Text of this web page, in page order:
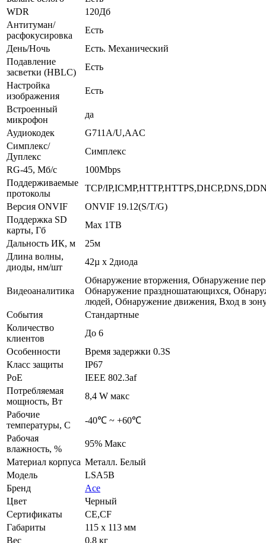
WDR
120Дб
Антитуман/
расфокусировка
Есть
День/Ночь
Есть. Механический
Подавление
засветки (HBLC)
Есть
Настройка
изображения
Есть
Встроенный
микрофон
да
Аудиокодек
G711A/U,AAC
Симплекс/
Дуплекс
Симплекс
RG-45, Мб/с
100Mbps
Поддерживаемые
протоколы
TCP/
Версия ONVIF
ONVIF 19.12(S/T/G)
Поддержка SD
карты, Гб
Max 1TB
Дальность ИК, м
25м
Длина волны,
диоды, нм/шт
42µ x 2диода
Видеоаналитика
Обнаружение вторжения, Обнаружение
Обнаружение праздношатающихся,
людей, Обнаружение движения, Вход в
События
Стандартные
Количество
клиентов
До 6
Особенности
Время задержки 0.3S
Класс защиты
IP67
PoE
IEEE 802.3af
Потребляемая
мощность, Вт
8,4 W макс
Рабочие
температуры, С
-40℃ ~ +60℃
Рабочая
влажность, %
95% Maкс
Материал корпуса Металл. Белый
Модель
LSA5B
Бренд
Ace
Цвет
Черный
Сертификаты
СE,CF
Габариты
115 x 113 мм
Вес
0,8 кг